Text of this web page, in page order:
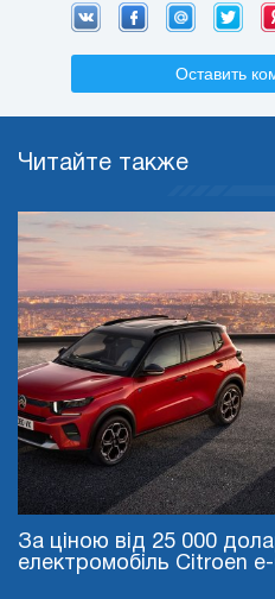
Оставить
Читайте также
За ціною від 25 000
електромобіль Citroen